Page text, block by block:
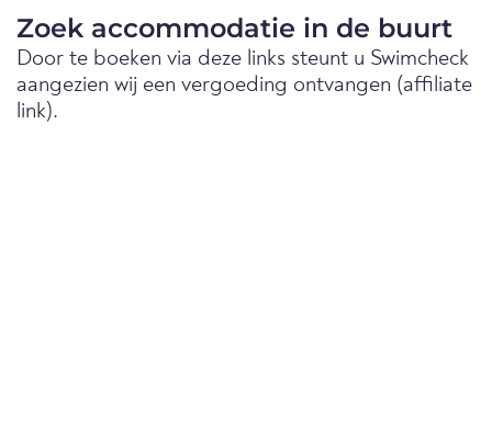
Zoek accommodatie in de buurt
Door te boeken via deze links steunt u Swimcheck
aangezien wij een vergoeding ontvangen (affiliate
link).